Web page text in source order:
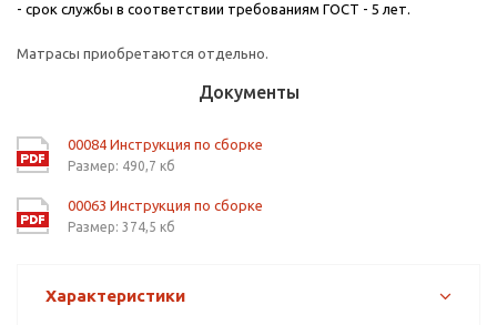
- срок службы в соответствии требованиям ГОСТ - 5 лет.
Матрасы приобретаются отдельно.
Документы
00084 Инструкция по сборке
Размер: 490,7 кб
00063 Инструкция по сборке
Размер: 374,5 кб
Характеристики